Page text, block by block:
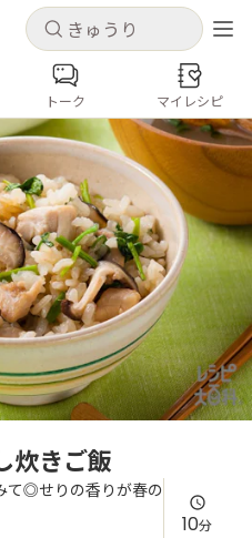
キャンセル
ピを保存できます
新規登録
せ
キャンセル
コンテンツ
マト
とうもろこし
ゴーヤ
トーク マイレシピ
炊きご飯
て◎せりの香りが春の
10分